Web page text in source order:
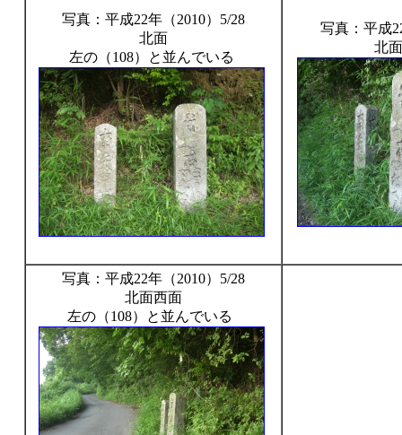
写真：平成22年（2010）5/28
北面
左の（108）と並んでいる
写真：平成
北
写真：平成22年（2010）5/28
北面西面
左の（108）と並んでいる